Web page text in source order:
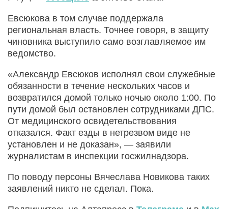
Евсюкова в том случае поддержала
региональная власть. Точнее говоря, в защиту
чиновника выступило само возглавляемое им
ведомство.
«Александр Евсюков исполнял свои служебные
обязанности в течение нескольких часов и
возвратился домой только ночью около 1:00. По
пути домой был остановлен сотрудниками ДПС.
От медицинского освидетельствования
отказался. Факт езды в нетрезвом виде не
установлен и не доказан», — заявили
журналистам в инспекции госжилнадзора.
По поводу персоны Вячеслава Новикова таких
заявлений никто не сделал. Пока.